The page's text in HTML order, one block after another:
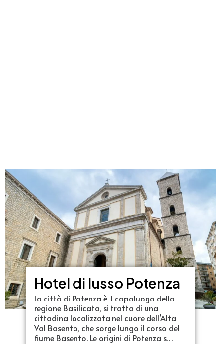
Hotel di lusso Potenza
La città di Potenza è il capoluogo della
regione Basilicata, si tratta di una
cittadina localizzata nel cuore dell’Alta
Val Basento, che sorge lungo il corso del
fiume Basento. Le origini di Potenza s…